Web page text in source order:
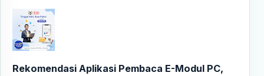
Rekomendasi Aplikasi Pembaca E-Modul PC,